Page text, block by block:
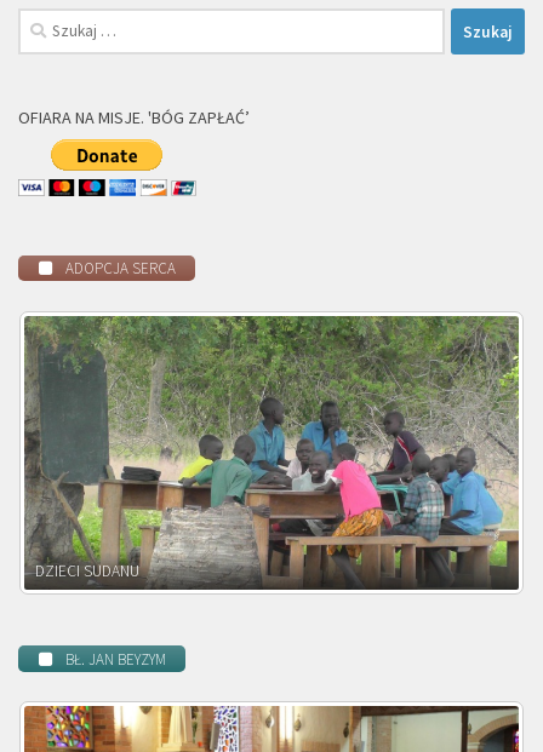
Szukaj:
OFIARA NA MISJE. 'BÓG ZAPŁAĆ’
ADOPCJA SERCA
DZIECI ZAMBII
BŁ. JAN BEYZYM